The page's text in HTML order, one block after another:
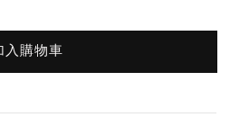
入購物車